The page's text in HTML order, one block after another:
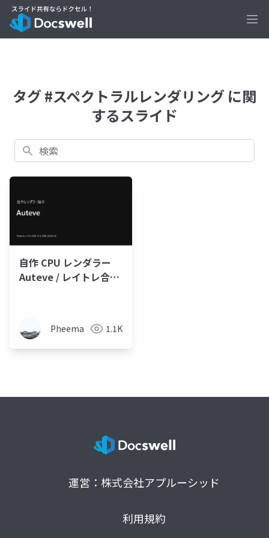
タグ #スペクトラルレンダリング に関
するスライド
検索
自作 CPU レンダラー
Auteve / レイトレ合宿
Pheema 1.1K
運営：株式会社アプルーシッド
利用規約